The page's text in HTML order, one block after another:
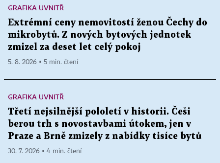
GRAFIKA UVNITŘ
Extrémní ceny nemovitostí ženou Čechy do
mikrobytů. Z nových bytových jednotek
zmizel za deset let celý pokoj
5. 8. 2026 ▪ 5 min. čtení
GRAFIKA UVNITŘ
Třetí nejsilnější pololetí v historii. Češi
berou trh s novostavbami útokem, jen v
Praze a Brně zmizely z nabídky tisíce bytů
30. 7. 2026 ▪ 4 min. čtení